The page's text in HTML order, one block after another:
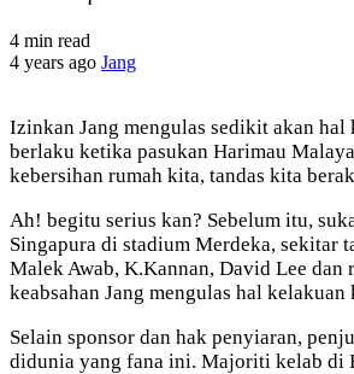
4 min read
4 years ago Jang
Izinkan Jang mengulas sedikit akan
berlaku ketika pasukan Harimau
kebersihan rumah kita, tandas kita
Ah! begitu serius kan? Sebelum itu,
Singapura di stadium Merdeka, sekitar
Malek Awab, K.Kannan, David Lee dan
keabsahan Jang mengulas hal
Selain sponsor dan hak penyiaran,
didunia yang fana ini. Majoriti kelab di